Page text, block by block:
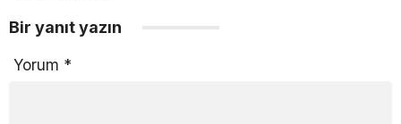
Bir yanıt yazın
Yorum *